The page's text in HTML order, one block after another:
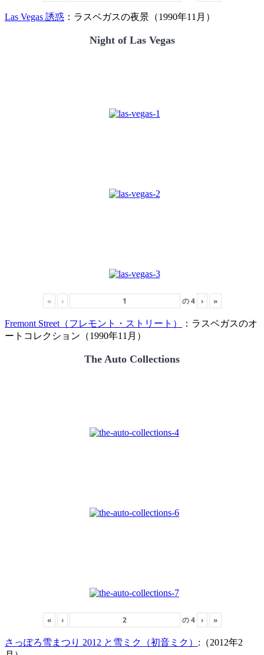
Las Vegas 誘惑 ：ラスベガスの夜景（1990年11月）
Night of Las Vegas
« ‹ の4 › »
Fremont Street（フレモント・ストリート）
：ラスベガスのオ
ートコレクション（1990年11月）
The Auto Collections
« ‹ の4 › »
さっぽろ雪まつり 2012 と雪ミク（初音ミク） :（2012年2